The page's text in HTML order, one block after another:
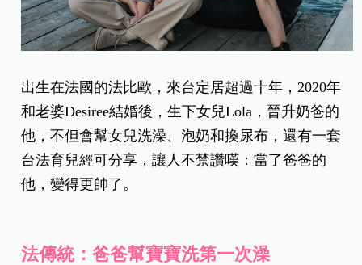
出生在法國的法比歐，來台定居超過十年，2020年
和老婆Desiree結婚後，生下女兒Lola，晉升奶爸的
他，不但會幫女兒洗澡、泡奶和換尿布，還有一套
台法育兒經可分享，讓人不禁讚嘆：當了爸爸的
他，變得更帥了。
法傳統：爸爸幫寶寶洗第一次澡